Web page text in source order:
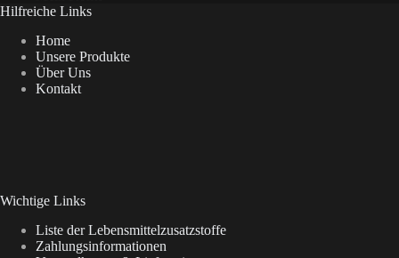
Hilfreiche Links
Home
Unsere Produkte
Über Uns
Kontakt
Wichtige Links
Liste der Lebensmittelzusatzstoffe
Zahlungsinformationen